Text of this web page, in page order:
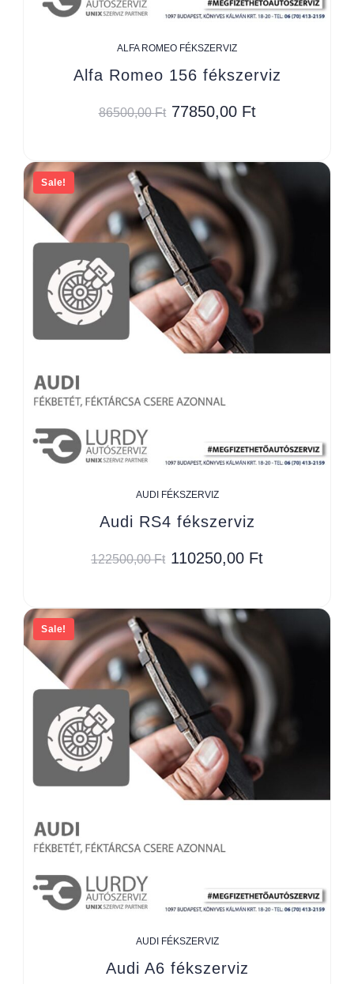
ALFA ROMEO FÉKSZERVIZ
Alfa Romeo 156 fékszerviz
86500,00Ft 77850,00 Ft
Sale!
AUDI FÉKSZERVIZ
Audi RS4 fékszerviz
122500,00Ft 110250,00 Ft
Sale!
AUDI FÉKSZERVIZ
Audi A6 fékszerviz